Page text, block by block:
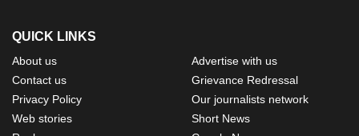
QUICK LINKS
About us
Contact us
Privacy Policy
Advertise with us
Grievance Redressal
Our journalists network
Web stories
Short News